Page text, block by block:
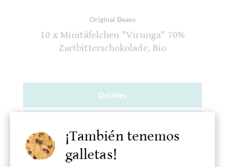
Original Beans
10 x Minitäfelchen "Virunga" 70%
Zartbitterschokolade, Bio
Detalles
¡También tenemos
galletas!